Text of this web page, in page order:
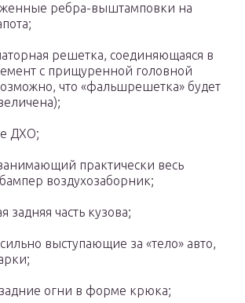
ребра-выштамповки на
решетка, соединяющаяся в
с прищуренной головной
что «фальшрешетка» будет
ДХО;
практически весь
воздухозаборник;
задняя часть кузова;
выступающие за «тело» авто,
огни в форме крюка;